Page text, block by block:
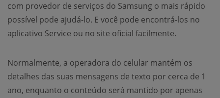
com provedor de serviços do Samsung o mais rápido
possível pode ajudá-lo. E você pode encontrá-los no
aplicativo Service ou no site oficial facilmente.
Normalmente, a operadora do celular mantém os
detalhes das suas mensagens de texto por cerca de 1
ano, enquanto o conteúdo será mantido por apenas